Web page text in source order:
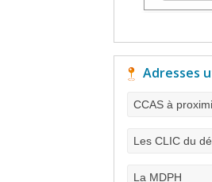
Adresses
CCAS à
Les CLIC du
La MDPH